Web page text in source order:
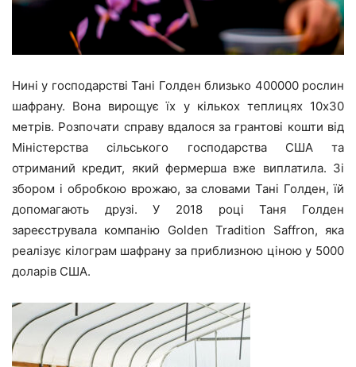
Нині у господарстві Тані Голден близько 400000 рослин
шафрану. Вона вирощує їх у кількох теплицях 10х30
метрів. Розпочати справу вдалося за грантові кошти від
Міністерства сільського господарства США та
отриманий кредит, який фермерша вже виплатила. Зі
збором і обробкою врожаю, за словами Тані Голден, їй
допомагають друзі. У 2018 році Таня Голден
зареєструвала компанію Golden Tradition Saffron, яка
реалізує кілограм шафрану за приблизною ціною у 5000
доларів США.